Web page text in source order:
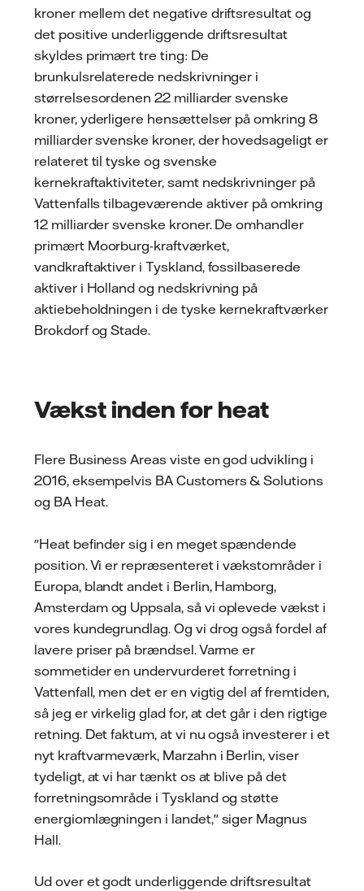
kroner mellem det negative driftsresultat og
det positive underliggende driftsresultat
skyldes primært tre ting: De
brunkulsrelaterede nedskrivninger i
størrelsesordenen 22 milliarder svenske
kroner, yderligere hensættelser på omkring 8
milliarder svenske kroner, der hovedsageligt er
relateret til tyske og svenske
kernekraftaktiviteter, samt nedskrivninger på
Vattenfalls tilbageværende aktiver på omkring
12 milliarder svenske kroner. De omhandler
primært Moorburg-kraftværket,
vandkraftaktiver i Tyskland, fossilbaserede
aktiver i Holland og nedskrivning på
aktiebeholdningen i de tyske kernekraftværker
Brokdorf og Stade.
Vækst inden for heat
Flere Business Areas viste en god udvikling i
2016, eksempelvis BA Customers & Solutions
og BA Heat.
"Heat befinder sig i en meget spændende
position. Vi er repræsenteret i vækstområder i
Europa, blandt andet i Berlin, Hamborg,
Amsterdam og Uppsala, så vi oplevede vækst i
vores kundegrundlag. Og vi drog også fordel af
lavere priser på brændsel. Varme er
sommetider en undervurderet forretning i
Vattenfall, men det er en vigtig del af fremtiden,
så jeg er virkelig glad for, at det går i den rigtige
retning. Det faktum, at vi nu også investerer i et
nyt kraftvarmeværk, Marzahn i Berlin, viser
tydeligt, at vi har tænkt os at blive på det
forretningsområde i Tyskland og støtte
energiomlægningen i landet," siger Magnus
Hall.
Ud over et godt underliggende driftsresultat